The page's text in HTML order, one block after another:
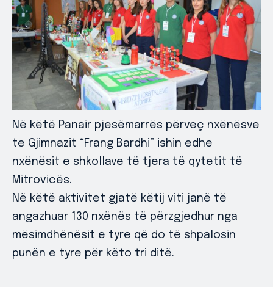
Në këtë Panair pjesëmarrës përveç nxënësve
te Gjimnazit “Frang Bardhi” ishin edhe
nxënësit e shkollave të tjera të qytetit të
Mitrovicës.
Në këtë aktivitet gjatë këtij viti janë të
angazhuar 130 nxënës të përzgjedhur nga
mësimdhënësit e tyre që do të shpalosin
punën e tyre për këto tri ditë.